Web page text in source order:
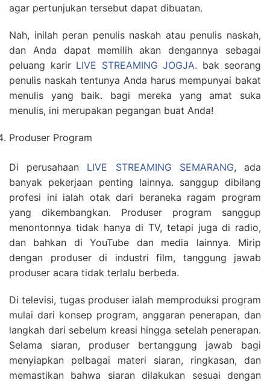
agar pertunjukan tersebut dapat dibuatan.
Nah, inilah peran penulis naskah atau penulis naskah,
dan Anda dapat memilih akan dengannya sebagai
peluang karir LIVE STREAMING JOGJA. bak seorang
penulis naskah tentunya Anda harus mempunyai bakat
menulis yang baik. bagi mereka yang amat suka
menulis, ini merupakan pegangan buat Anda!
Produser Program
Di perusahaan LIVE STREAMING SEMARANG, ada
banyak pekerjaan penting lainnya. sanggup dibilang
profesi ini ialah otak dari beraneka ragam program
yang dikembangkan. Produser program sanggup
menontonnya tidak hanya di TV, tetapi juga di radio,
dan bahkan di YouTube dan media lainnya. Mirip
dengan produser di industri film, tanggung jawab
produser acara tidak terlalu berbeda.
Di televisi, tugas produser ialah memproduksi program
mulai dari konsep program, anggaran penerapan, dan
langkah dari sebelum kreasi hingga setelah penerapan.
Selama siaran, produser bertanggung jawab bagi
menyiapkan pelbagai materi siaran, ringkasan, dan
memastikan bahwa siaran dilakukan sesuai dengan